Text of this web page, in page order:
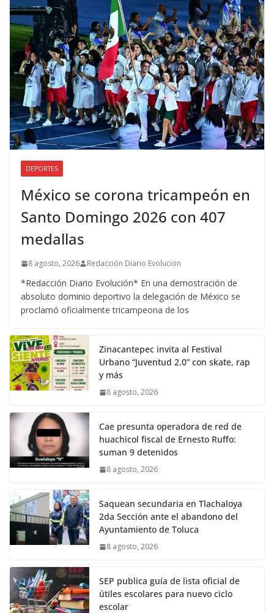
DEPORTES
México se corona tricampeón en
Santo Domingo 2026 con 407
medallas
8 agosto, 2026 Redacción Diario Evolucion
*Redacción Diario Evolución* En una demostración de
absoluto dominio deportivo la delegación de México se
proclamó oficialmente tricampeona de los
Zinacantepec invita al Festival
Urbano “Juventud 2.0” con skate, rap
y más
8 agosto, 2026
Cae presunta operadora de red de
huachicol fiscal de Ernesto Ruffo:
suman 9 detenidos
8 agosto, 2026
Saquean secundaria en Tlachaloya
2da Sección ante el abandono del
Ayuntamiento de Toluca
8 agosto, 2026
SEP publica guía de lista oficial de
útiles escolares para nuevo ciclo
escolar